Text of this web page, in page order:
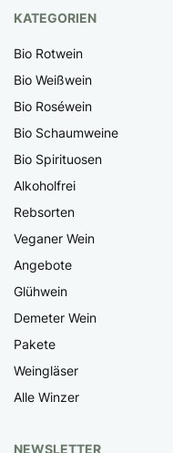
KATEGORIEN
Bio Rotwein
Bio Weißwein
Bio Roséwein
Bio Schaumweine
Bio Spirituosen
Alkoholfrei
Rebsorten
Veganer Wein
Angebote
Glühwein
Demeter Wein
Pakete
Weingläser
Alle Winzer
NEWSLETTER